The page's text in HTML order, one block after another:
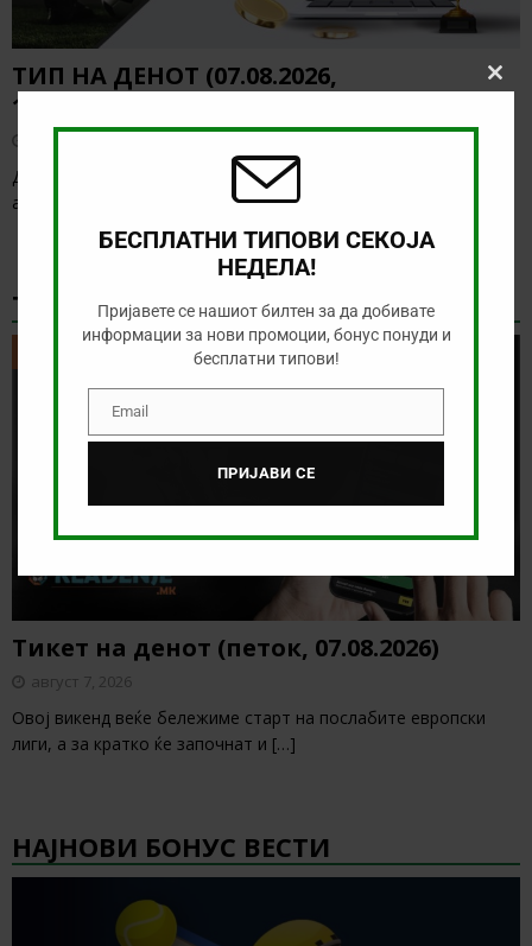
ТИП НА ДЕНОТ (07.08.2026,
19:00) САНДЕФЈОРД – КФУМ
Денес нема солидна понуда за обложување, а ние ќе го
анализираме дуелот од норвешката лига
ТИКЕТ НА ДЕНОТ
Тикет на денот (петок, 07.08.2026)
август 7, 2026
Овој викенд веќе бележиме старт на послабите европски
лиги, а за кратко ќе започнат и […]
НАЈНОВИ БОНУС ВЕСТИ
БЕСПЛАТНИ ТИПОВИ СЕКОЈА
НЕДЕЛА!
Пријавете се нашиот билтен за да добивате
информации за нови промоции, бонус понуди и
бесплатни типови!
EmailEmail
ПРИЈАВИ СЕ